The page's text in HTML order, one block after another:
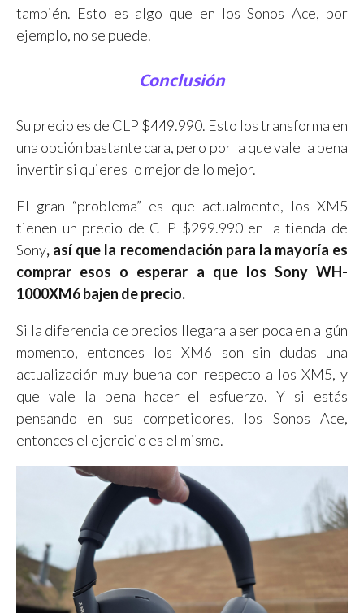
también. Esto es algo que en los Sonos Ace, por
ejemplo, no se puede.
Conclusión
Su precio es de CLP $449.990. Esto los transforma en
una opción bastante cara, pero por la que vale la pena
invertir si quieres lo mejor de lo mejor.
El gran “problema” es que actualmente, los XM5
tienen un precio de CLP $299.990 en la tienda de
Sony, así que la recomendación para la mayoría es
comprar esos o esperar a que los Sony WH-
1000XM6bajen de precio.
Si la diferencia de precios llegara a ser poca en algún
momento, entonces los XM6 son sin dudas una
actualización muy buena con respecto a los XM5, y
que vale la pena hacer el esfuerzo. Y si estás
pensando en sus competidores, los Sonos Ace,
entonces el ejercicio es el mismo.